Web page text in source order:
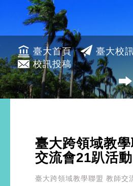
臺大首頁
臺大校
校訊投稿
臺大跨領域教
交流會21趴活動
臺大跨領域教學聯盟 教師交